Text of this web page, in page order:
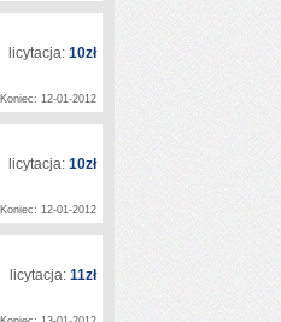
licytacja: 10zł
Koniec: 12-01-2012
licytacja: 10zł
Koniec: 12-01-2012
licytacja: 11zł